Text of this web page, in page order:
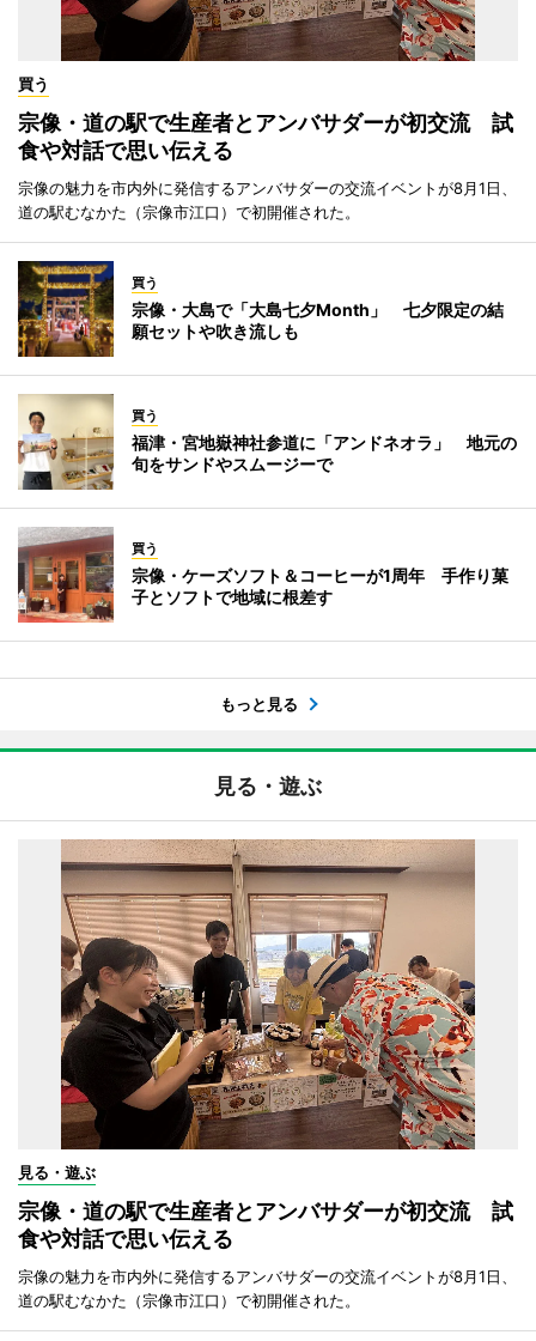
買う
宗像・道の駅で生産者とアンバサダーが初交流 試
食や対話で思い伝える
宗像の魅力を市内外に発信するアンバサダーの交流イベントが8月1日、
道の駅むなかた（宗像市江口）で初開催された。
買う
宗像・大島で「大島七夕Month」 七夕限定の結
願セットや吹き流しも
買う
福津・宮地嶽神社参道に「アンドネオラ」 地元の
旬をサンドやスムージーで
買う
宗像・ケーズソフト＆コーヒーが1周年 手作り菓
子とソフトで地域に根差す
もっと見る
見る・遊ぶ
見る・遊ぶ
宗像・道の駅で生産者とアンバサダーが初交流 試
食や対話で思い伝える
宗像の魅力を市内外に発信するアンバサダーの交流イベントが8月1日、
道の駅むなかた（宗像市江口）で初開催された。